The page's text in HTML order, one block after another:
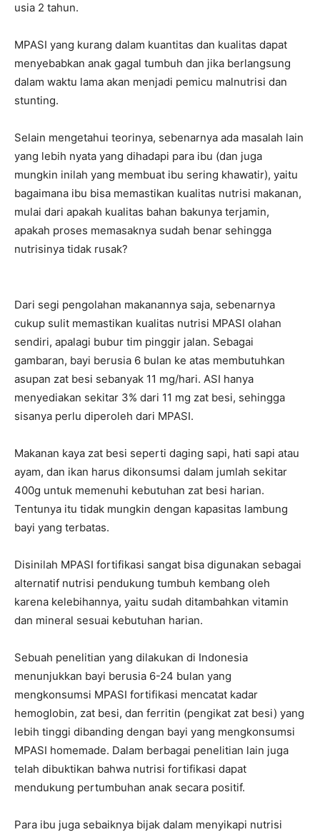
usia 2 tahun.
MPASI yang kurang dalam kuantitas dan kualitas dapat
menyebabkan anak gagal tumbuh dan jika berlangsung
dalam waktu lama akan menjadi pemicu malnutrisi dan
stunting.
Selain mengetahui teorinya, sebenarnya ada masalah lain
yang lebih nyata yang dihadapi para ibu (dan juga
mungkin inilah yang membuat ibu sering khawatir), yaitu
bagaimana ibu bisa memastikan kualitas nutrisi makanan,
mulai dari apakah kualitas bahan bakunya terjamin,
apakah proses memasaknya sudah benar sehingga
nutrisinya tidak rusak?
Dari segi pengolahan makanannya saja, sebenarnya
cukup sulit memastikan kualitas nutrisi MPASI olahan
sendiri, apalagi bubur tim pinggir jalan. Sebagai
gambaran, bayi berusia 6 bulan ke atas membutuhkan
asupan zat besi sebanyak 11 mg/hari. ASI hanya
menyediakan sekitar 3% dari 11 mg zat besi, sehingga
sisanya perlu diperoleh dari MPASI.
Makanan kaya zat besi seperti daging sapi, hati sapi atau
ayam, dan ikan harus dikonsumsi dalam jumlah sekitar
400g untuk memenuhi kebutuhan zat besi harian.
Tentunya itu tidak mungkin dengan kapasitas lambung
bayi yang terbatas.
Disinilah MPASI fortifikasi sangat bisa digunakan sebagai
alternatif nutrisi pendukung tumbuh kembang oleh
karena kelebihannya, yaitu sudah ditambahkan vitamin
dan mineral sesuai kebutuhan harian.
Sebuah penelitian yang dilakukan di Indonesia
menunjukkan bayi berusia 6-24 bulan yang
mengkonsumsi MPASI fortifikasi mencatat kadar
hemoglobin, zat besi, dan ferritin (pengikat zat besi) yang
lebih tinggi dibanding dengan bayi yang mengkonsumsi
MPASI homemade. Dalam berbagai penelitian lain juga
telah dibuktikan bahwa nutrisi fortifikasi dapat
mendukung pertumbuhan anak secara positif.
Para ibu juga sebaiknya bijak dalam menyikapi nutrisi